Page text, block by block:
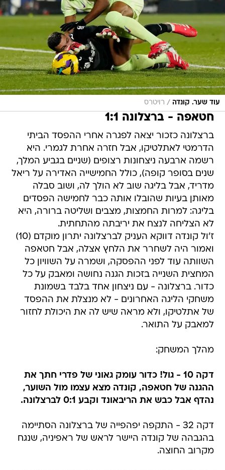
עוד שער. קונדה / רויטרס
חטאפה - ברצלונה 1:1
ברצלונה כזכור יצאה לפגרה אחרי ההפסד הביתי
הדרמטי לאתלטיקו, אבל חזרה אחרת לגמרי. היא
רשמה ארבעה ניצחונות רצופים (שניים בגביע המלך,
שנים בסופר קופה), כולל החמישייה האדירה על ריאל
מדריד, אבל בליגה שוב לא הולך לה, ושוב סבלה
מאותן בעיות שהובלו אותה כבר לחמישה הפסדים
בליגה: למרות החמצות, מצבים ושליטה ברורה, היא
לא הצליחה לנצח את יריבתה מהתחתית.
ז'ול קונדה דווקא העניק לברצלונה יתרון מוקדם (10)
ואמור היה לשחרר את הלחץ אצלה, אבל חטאפה
השוותה עוד לפני ההפסקה, ושמרה על השוויון כל
המחצית השנייה בזכות הגנה נחושה ומאבק על כל
כדור. ברצלונה - עם ניצחון אחד בלבד בשמונת
משחקי הליגה האחרונים - לא מנצלת את ההפסד
של אתלטיקו, ולא מראה שיש לה את היכולת לחזור
למאבק על התואר.
מהלך המשחק:
דקה 10 - גול! כדור עומק גאוני של פדרי חתך את
ההגנה של חטאפה, קונדה מצא עצמו מול השוער,
נהדף אבל כבש את הריבאונד וקבע 0:1 לברצלונה.
דקה 32 - התקפה יפהפייה של ברצלונה הסתיימה
בהגבהה של קונדה היישר לראש של ראפיניה, שנגח
מקרוב החוצה.